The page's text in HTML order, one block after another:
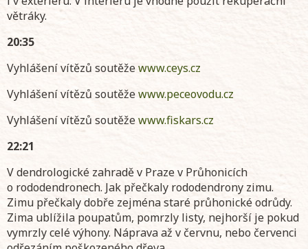
větráky.
20:35
Vyhlášení vítězů soutěžewww.ceys.cz
Vyhlášení vítězů soutěžewww.peceovodu.cz
Vyhlášení vítězů soutěžewww.fiskars.cz
22:21
V dendrologické zahradě v Praze v Průhonicích
o rododendronech. Jak přečkaly rododendrony zimu.
Zimu přečkaly dobře zejména staré průhonické odrůdy.
Zima ublížila poupatům, pomrzly listy, nejhorší je pokud
vymrzly celé výhony. Náprava až v červnu, nebo červenci